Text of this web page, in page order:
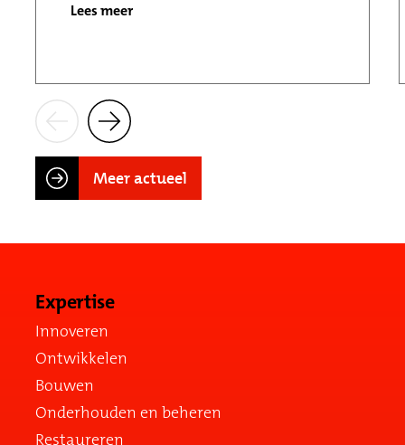
Lees meer
Meer actueel
Expertise
Innoveren
Ontwikkelen
Bouwen
Onderhouden en beheren
Restaureren